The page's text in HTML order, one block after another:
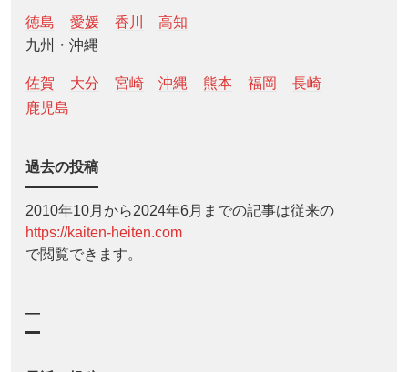
徳島 愛媛 香川
高知
九州・沖縄
佐賀 大分 宮崎 沖縄 熊本 福岡
長崎
鹿児島
過去の投稿
2010年10月から2024年6月までの記事は従来の
https://kaiten-heiten.com
で閲覧できます。
—